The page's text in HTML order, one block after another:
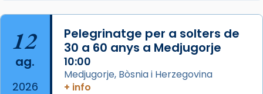
Regnes castellans i més tard de tota
Espanya.
El seu sepulcre a Compostela fou un gran
centre de peregrinacions medievals de tot
12
ag.
2026
Pelegrinatge per a solters de
30 a 60 anys a Medjugorje
10:00
Medjugorje, Bòsnia i Herzegovina
+ info